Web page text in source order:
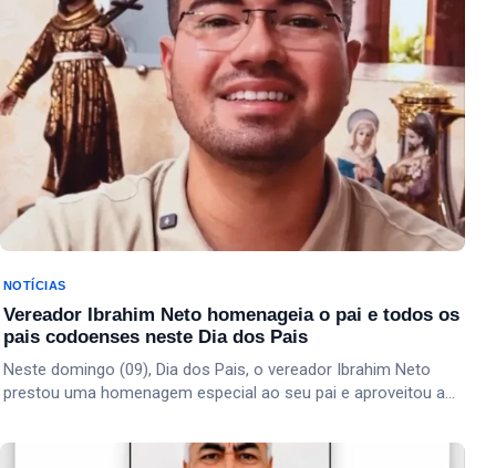
NOTÍCIAS
Vereador Ibrahim Neto homenageia o pai e todos os
pais codoenses neste Dia dos Pais
Neste domingo (09), Dia dos Pais, o vereador Ibrahim Neto
prestou uma homenagem especial ao seu pai e aproveitou a…